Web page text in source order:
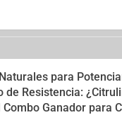
para
de Resistencia:
Combo Ganador para